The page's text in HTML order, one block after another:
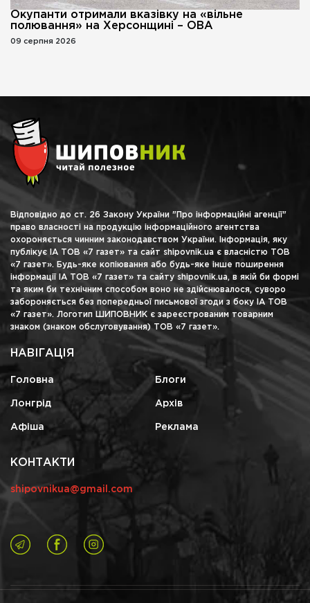
Окупанти отримали вказівку на «вільне
полювання» на Херсонщині – ОВА
09 серпня 2026
Відповідно до ст. 26 Закону України "Про інформаційні агенції"
право власності на продукцію інформаційного агентства
охороняється чинним законодавством України. Інформація, яку
публікує ІА ТОВ «7 газет» та сайт shipovnik.ua є власністю ТОВ
«7 газет». Будь-яке копіювання або будь-яке інше поширення
інформації ІА ТОВ «7 газет» та сайту shipovnik.ua, в якій би формі
та яким би технічним способом воно не здійснювалося, суворо
забороняється без попередньої письмової згоди з боку ІА ТОВ
«7 газет». Логотип ШИПОВНИК є зареєстрованим товарним
знаком (знаком обслуговування) ТОВ «7 газет».
НАВІГАЦІЯ
Головна Блоги
Лонгрід Архів
Афіша Реклама
КОНТАКТИ
shipovnikua@gmail.com